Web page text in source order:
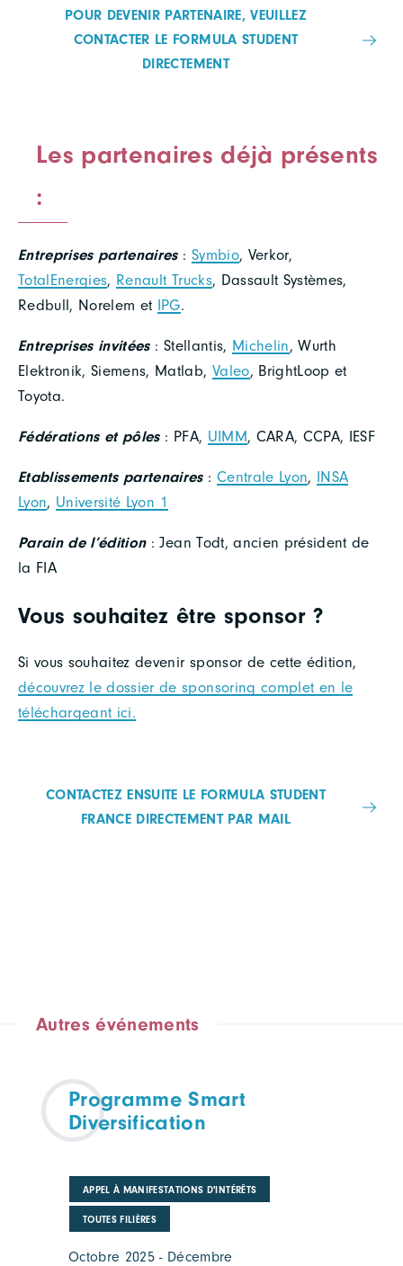
POUR DEVENIR PARTENAIRE, VEUILLEZ
CONTACTER LE FORMULA STUDENT
DIRECTEMENT
Les partenaires déjà présents
:
Entreprises partenaires: Symbio, Verkor,
TotalEnergies, Renault Trucks, Dassault Systèmes,
Redbull, Norelem et
IPG.
Entreprises invitées: Stellantis, Michelin, Wurth
Elektronik, Siemens, Matlab, Valeo, BrightLoop et
Toyota.
Fédérations et pôles: PFA, UIMM, CARA, CCPA, IESF
Etablissements partenaires: Centrale Lyon,
INSA
Lyon, Université Lyon 1
Parain de l’édition: Jean Todt, ancien président de
la FIA
Vous souhaitez être sponsor ?
Si vous souhaitez devenir sponsor de cette édition,
découvrez le dossier de sponsoring complet en le
téléchargeant ici.
CONTACTEZ ENSUITE LE FORMULA STUDENT
FRANCE DIRECTEMENT PAR MAIL
Autres événements
Programme Smart
Diversification
APPEL À MANIFESTATIONS D'INTÉRÊTS
TOUTES FILIÈRES
Octobre 2025 - Décembre